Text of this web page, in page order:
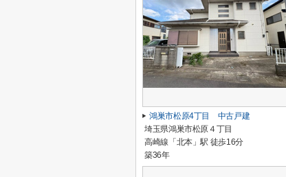
鴻巣市松原4丁目 中古戸建
埼玉県鴻巣市松原４丁目
高崎線「北本」駅 徒歩16分
築36年